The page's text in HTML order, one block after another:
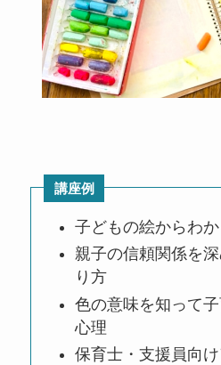
講座例
子どもの絵からわ
親子の信頼関係を
り方
色の意味を知って
心理
保育士・支援員向